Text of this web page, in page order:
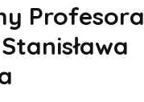
Profesora